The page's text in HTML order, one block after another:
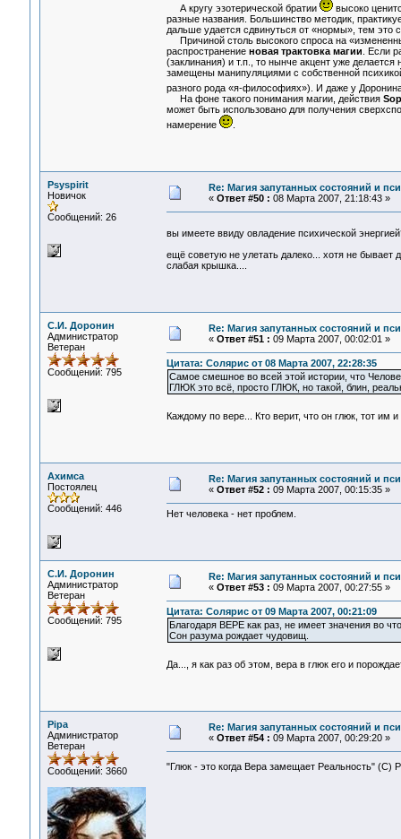
А кругу эзотерической братии
высоко
разные названия. Большинство методик,
дальше удается сдвинуться от «нормы», тем это
Причиной столь высокого спроса на
распространение новая трактовка магии . Если
(заклинания) и т.п., то нынче акцент уже
замещены манипуляциями с собственной
разного рода «я-философиях»). И даже у
На фоне такого понимания магии, действия
может быть использовано для получения
намерение
.
Psyspirit
Новичок
Сообщений: 26
Re: Магия запутанных состояний и
« Ответ #50 : 08 Марта 2007, 21:18:43 »
вы имеете ввиду овладение психической
ещё советую не улетать далеко... хотя не бывает
слабая крышка....
С.И. Доронин
Администратор
Ветеран
Сообщений: 795
Re: Магия запутанных состояний и
« Ответ #51 : 09 Марта 2007, 00:02:01 »
Цитата: Солярис от 08 Марта 2007, 22:28:35
Самое смешное во всей этой истории, что
ГЛЮК это всё, просто ГЛЮК, но такой, блин,
Каждому по вере... Кто верит, что он глюк, тот им
Ахимса
Постоялец
Сообщений: 446
Re: Магия запутанных состояний и
« Ответ #52 : 09 Марта 2007, 00:15:35 »
Нет человека - нет проблем.
С.И. Доронин
Администратор
Ветеран
Сообщений: 795
Re: Магия запутанных состояний и
« Ответ #53 : 09 Марта 2007, 00:27:55 »
Цитата: Солярис от 09 Марта 2007, 00:21:09
Благодаря ВЕРЕ как раз, не имеет значения во
Сон разума рождает чудовищ.
Да..., я как раз об этом, вера в глюк его и
Pipa
Администратор
Ветеран
Сообщений: 3660
Re: Магия запутанных состояний и
« Ответ #54 : 09 Марта 2007, 00:29:20 »
"Глюк - это когда Вера замещает Реальность" (С)